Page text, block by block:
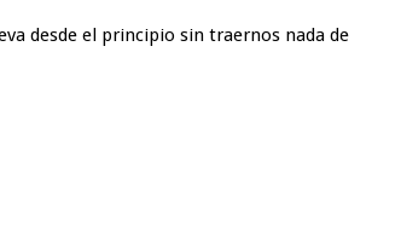
desde el principio sin traernos nada de